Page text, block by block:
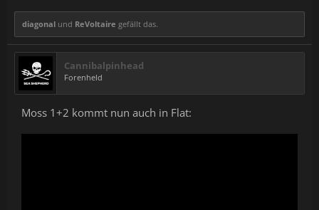
diagonal und ReVoltaire gefällt das.
Cannibalpinhead
Forenheld
Moss 1+2 kommt nun auch in Flat: